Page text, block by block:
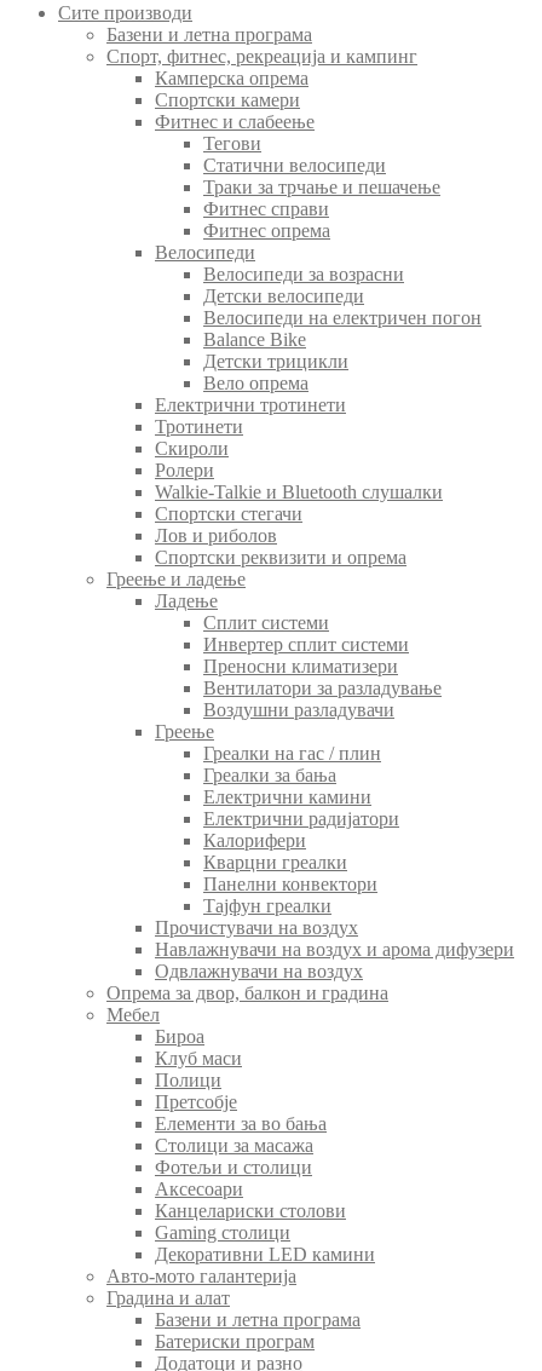
Сите производи
Базени и летна програма
Спорт, фитнес, рекреација и кампинг
Камперска опрема
Спортски камери
Фитнес и слабеење
Тегови
Статични велосипеди
Траки за трчање и пешачење
Фитнес справи
Фитнес опрема
Велосипеди
Велосипеди за возрасни
Детски велосипеди
Велосипеди на електричен погон
Balance Bike
Детски трицикли
Вело опрема
Електрични тротинети
Тротинети
Скироли
Ролери
Walkie-Talkie и Bluetooth слушалки
Спортски стегачи
Лов и риболов
Спортски реквизити и опрема
Греење и ладење
Ладење
Сплит системи
Инвертер сплит системи
Преносни климатизери
Вентилатори за разладување
Воздушни разладувачи
Греење
Греалки на гас / плин
Греалки за бања
Електрични камини
Електрични радијатори
Калорифери
Кварцни греалки
Панелни конвектори
Тајфун греалки
Прочистувачи на воздух
Навлажнувачи на воздух и арома дифузери
Одвлажнувачи на воздух
Опрема за двор, балкон и градина
Мебел
Бироа
Клуб маси
Полици
Претсобје
Елементи за во бања
Столици за масажа
Фотељи и столици
Аксесоари
Канцелариски столови
Gaming столици
Декоративни LED камини
Авто-мото галантерија
Градина и алат
Базени и летна програма
Батериски програм
Додатоци и разно